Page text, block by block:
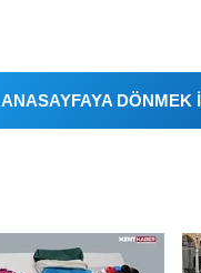
ANASAYFAYA DÖNMEK